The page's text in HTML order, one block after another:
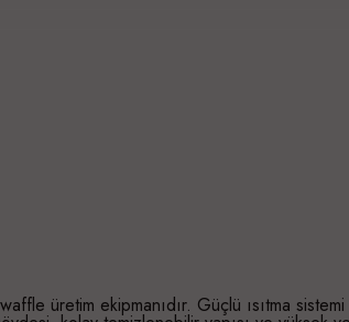
üretim ekipmanıdır. Güçlü ısıtma